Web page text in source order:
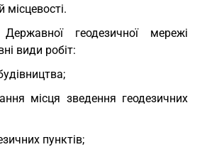
місцевості.
геодезичної мережі
види робіт:
місця зведення геодезичних
пунктів;